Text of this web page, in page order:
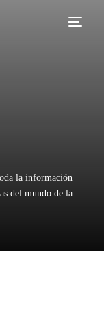
la información
del mundo de la